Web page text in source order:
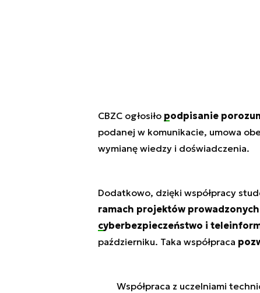
CBZC ogłosiło podpisanie
podanej w komunikacie, umowa
wymianę wiedzy i doświadczenia.
Dodatkowo, dzięki współpracy
ramach projektów prowadzonych
cyberbezpieczeństwo i
październiku. Taka współpraca
Współpraca z uczelniami